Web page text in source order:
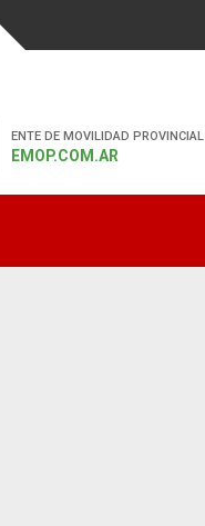
ENTE DE MOVILIDAD PROVINCIAL
EMOP.COM.AR